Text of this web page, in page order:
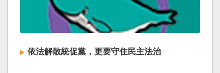
依法解散統促黨，更要守住民主法治